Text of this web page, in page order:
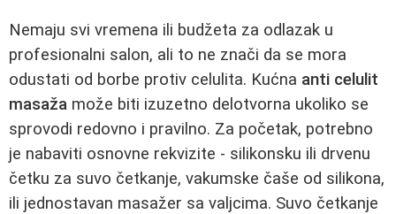
Nemaju svi vremena ili budžeta za odlazak u
profesionalni salon, ali to ne znači da se mora
odustati od borbe protiv celulita. Kućna anti celulit
masaža može biti izuzetno delotvorna ukoliko se
sprovodi redovno i pravilno. Za početak, potrebno
je nabaviti osnovne rekvizite - silikonsku ili drvenu
četku za suvo četkanje, vakumske čaše od silikona,
ili jednostavan masažer sa valjcima. Suvo četkanje